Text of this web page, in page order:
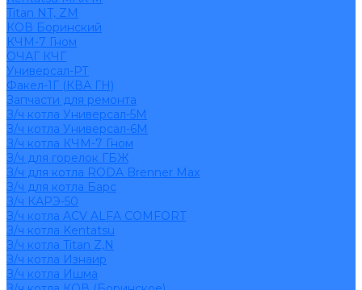
Titan NT, ZM
КОВ Боринский
КЧМ-7 Гном
ОЧАГ КЧГ
Универсал-РТ
Факел-1Г (КВА ГН)
Запчасти для ремонта
З/ч котла Универсал-5М
З/ч котла Универсал-6М
З/ч котла КЧМ-7 Гном
З/ч для горелок ГБЖ
З/ч для котла RODA Brenner Max
З/ч для котла Барс
З/ч КАРЭ-50
З/ч котла ACV ALFA COMFORT
З/ч котла Kentatsu
З/ч котла Titan Z,N
З/ч котла Изнаир
З/ч котла Ишма